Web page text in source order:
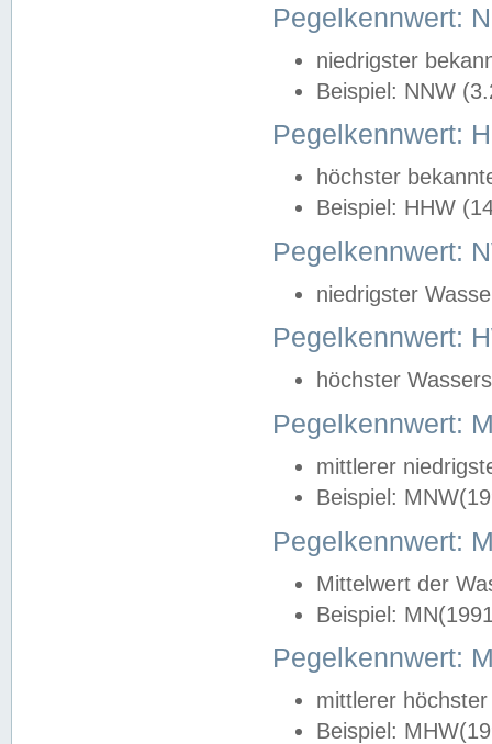
Pegelkennwert:
niedrigster
Beispiel: NNW
Pegelkennwert:
höchster
Beispiel: HHW
Pegelkennwert:
niedrigster
Pegelkennwert:
höchster
Pegelkennwert:
mittlerer
Beispiel:
Pegelkennwert:
Mittelwert der
Beispiel:
Pegelkennwert:
mittlerer
Beispiel: